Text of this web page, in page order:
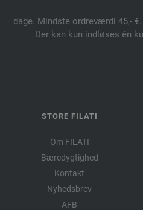
dage. Mindste ordreværdi 45,-
Der kan kun indløses én
STORE FILATI
Om FILATI
Bæredygtighed
Kontakt
Nyhedsbrev
AFB